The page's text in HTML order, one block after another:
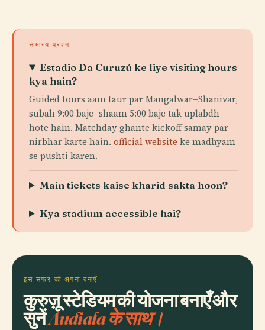
सामान्य प्रश्न
Estadio Da Curuzú ke liye visiting hours
kya hain?
Guided tours aam taur par Mangalwar–Shanivar,
subah 9:00 baje–shaam 5:00 baje tak uplabdh
hote hain. Matchday ghante kickoff samay par
nirbhar karte hain. official website ke madhyam
se pushti karen.
Main tickets kaise kharid sakta hoon?
Kya stadium accessible hai?
इस सफर को अपना बनाएँ
कुरुज़ू स्टेडियम की योजना बनाएँ और
सुनेंAudiala के साथ।